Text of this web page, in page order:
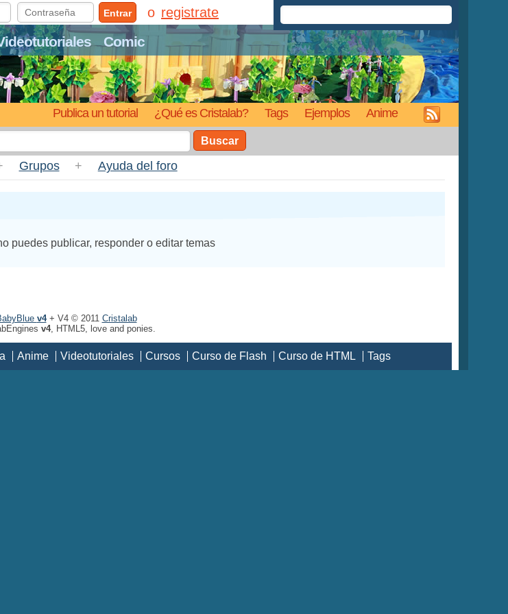
Comic
Publica un tutorial ¿Qué es Cristalab? Tags Ejemplos Anime
Entrar registrate
Buscar
Grupos + Ayuda del foro
puedes publicar, responder o editar temas
v4+ V4 © 2011 Cristalab
v4, HTML5, love and ponies.
Anime Videotutoriales Cursos Curso de Flash Curso de HTML Tags